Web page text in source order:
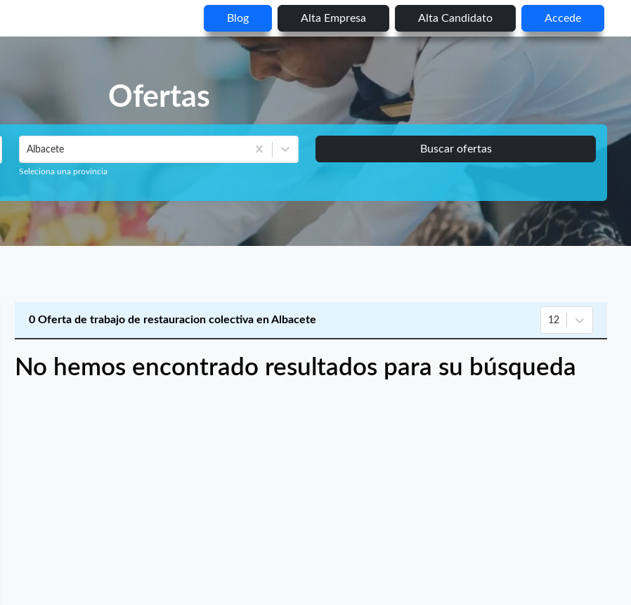
Blog Alta Empresa Alta Candidato Accede
Ofertas
Albacete
Seleciona una provincia
Buscar ofertas
0 Oferta de trabajo de restauracion colectiva en Albacete 12
No hemos encontrado resultados para su búsqueda